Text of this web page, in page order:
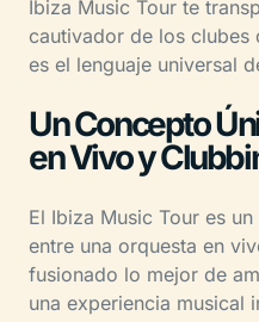
Ibiza Music Tour te
cautivador de los clubes
es el lenguaje universal
Un Concepto
en Vivo y
El Ibiza Music Tour es
entre una orquesta en
fusionado lo mejor de
una experiencia musical